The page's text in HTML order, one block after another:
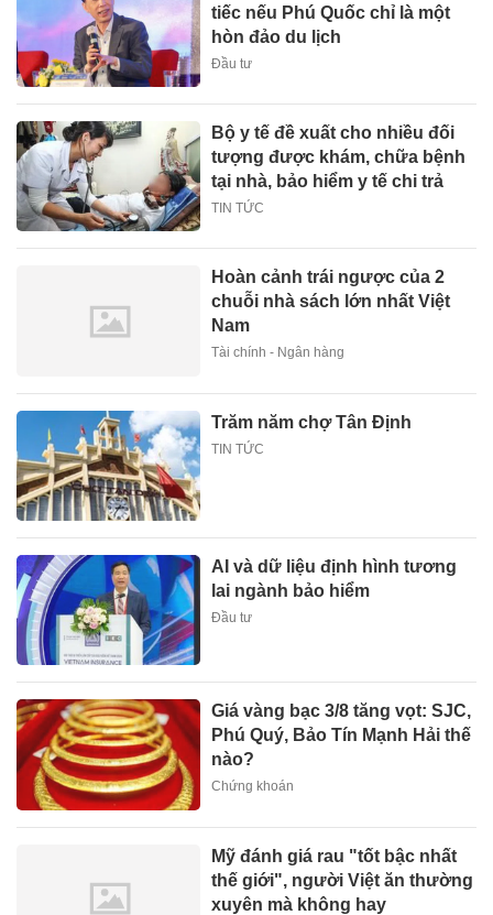
tiếc nếu Phú Quốc chỉ là một
hòn đảo du lịch
Đầu tư
Bộ y tế đề xuất cho nhiều đối
tượng được khám, chữa bệnh
tại nhà, bảo hiểm y tế chi trả
TIN TỨC
Hoàn cảnh trái ngược của 2
chuỗi nhà sách lớn nhất Việt
Nam
Tài chính - Ngân hàng
Trăm năm chợ Tân Định
TIN TỨC
AI và dữ liệu định hình tương
lai ngành bảo hiểm
Đầu tư
Giá vàng bạc 3/8 tăng vọt: SJC,
Phú Quý, Bảo Tín Mạnh Hải thế
nào?
Chứng khoán
Mỹ đánh giá rau "tốt bậc nhất
thế giới", người Việt ăn thường
xuyên mà không hay